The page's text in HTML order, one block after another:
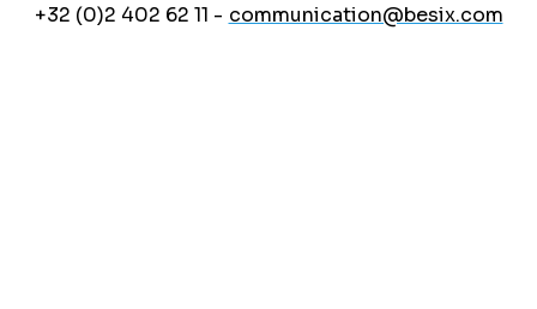
+32 (0)2 402 62 11 - communication@besix.com